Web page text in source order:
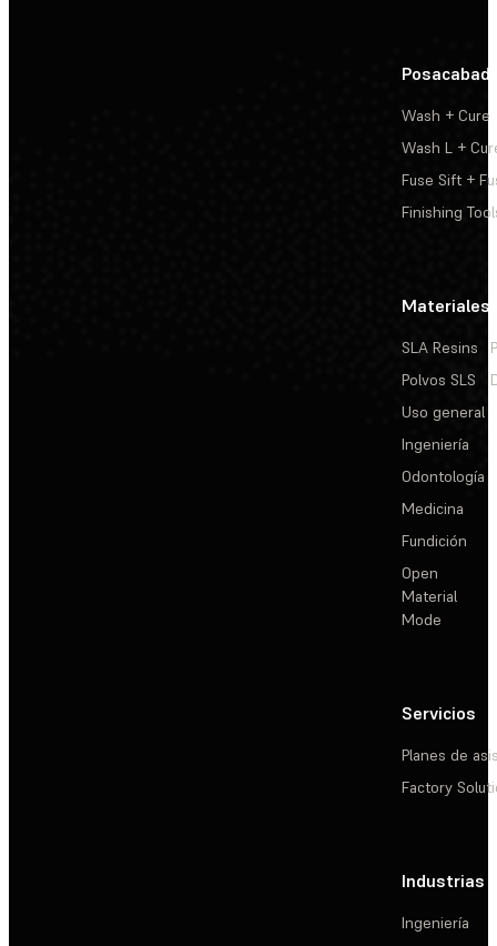
Wash + Cure
Wash L +
Fuse Sift +
Finishing
Materiales
SLA Resins
Polvos SLS
Uso general
Ingeniería
Odontología
Medicina
Fundición
Open
Material
Mode
Servicios
Planes de
Factory
Industrias
Ingeniería